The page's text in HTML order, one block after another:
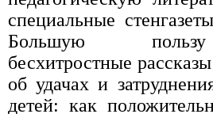
специальные
Большую
бесхитростные
об удачах и
детей: как